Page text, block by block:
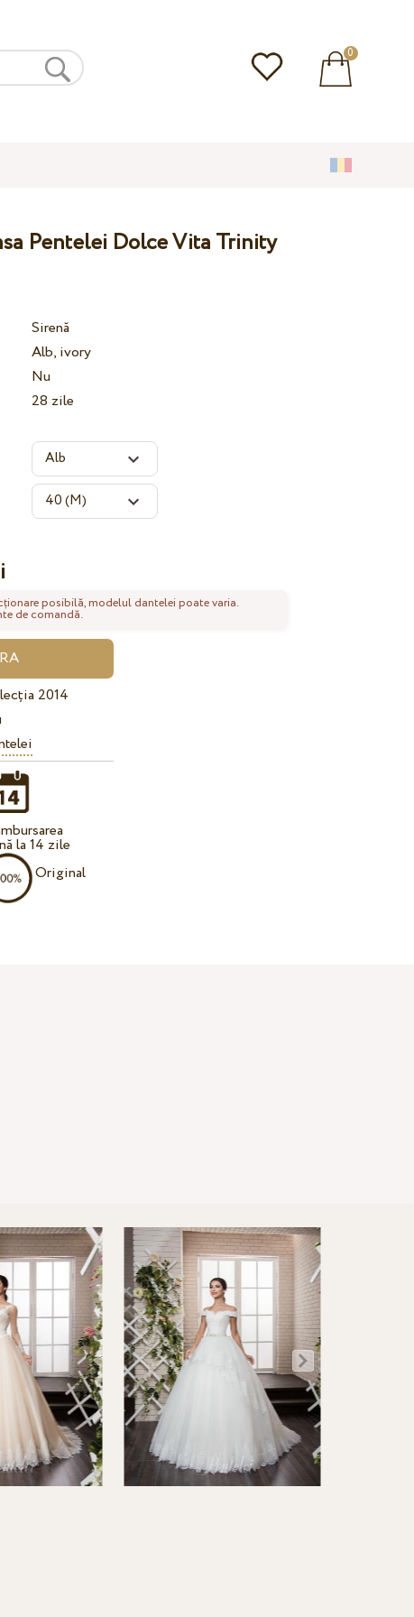
0
Pentelei Dolce Vita Trinity
Sirenă
Alb, ivory
Nu
28 zile
posibilă, modelul dantelei poate varia.
de comandă.
2014
la 14 zile
Original